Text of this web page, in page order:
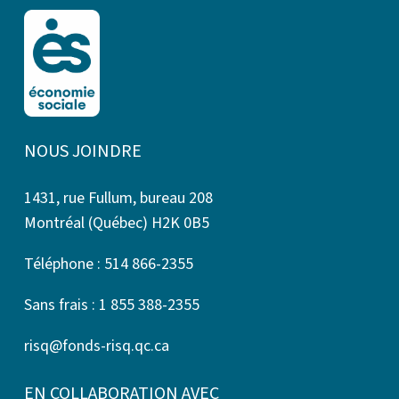
NOUS JOINDRE
1431, rue Fullum, bureau 208
Montréal (Québec) H2K 0B5
Téléphone : 514 866-2355
Sans frais : 1 855 388-2355
risq@fonds-risq.qc.ca
EN COLLABORATION AVEC